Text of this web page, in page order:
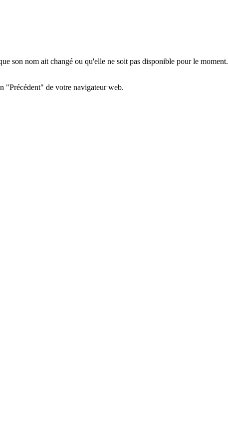
son nom ait changé ou qu'elle ne soit pas disponible pour le moment.
"Précédent" de votre navigateur web.